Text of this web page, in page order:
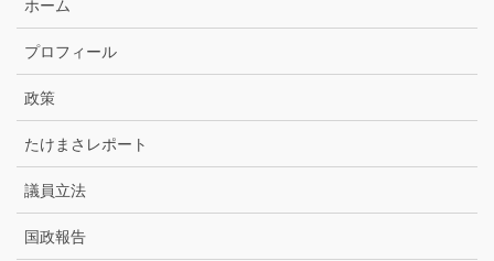
カ
ブ
ホーム
プロフィール
政策
たけまさレポート
議員立法
国政報告